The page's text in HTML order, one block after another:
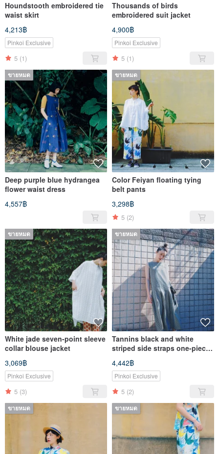
Houndstooth embroidered tie
waist skirt
4,213฿
Pinkoi Exclusive
5 (1)
Thousands of birds
embroidered suit jacket
4,900฿
Pinkoi Exclusive
5 (1)
ขายหมด
Deep purple blue hydrangea
flower waist dress
4,557฿
ขายหมด
Color Feiyan floating tying
belt pants
3,298฿
5 (2)
ขายหมด
White jade seven-point sleeve
collar blouse jacket
3,069฿
Pinkoi Exclusive
5 (3)
ขายหมด
Tannins black and white
striped side straps one-piece
4,442฿
Pinkoi Exclusive
5 (2)
ขายหมด ขายหมด